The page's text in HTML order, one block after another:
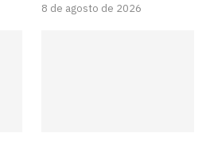
8 de agosto de 2026